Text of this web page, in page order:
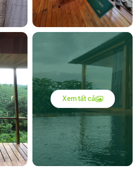
Xem tất cả